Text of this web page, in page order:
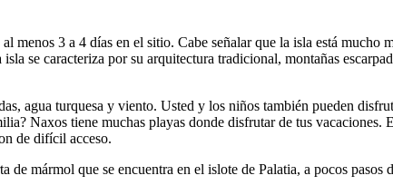
menos 3 a 4 días en el sitio. Cabe señalar que la isla está mucho
se caracteriza por su arquitectura tradicional, montañas
agua turquesa y viento. Usted y los niños también pueden
Naxos tiene muchas playas donde disfrutar de tus vacaciones.
de difícil acceso.
de mármol que se encuentra en el islote de Palatia, a pocos